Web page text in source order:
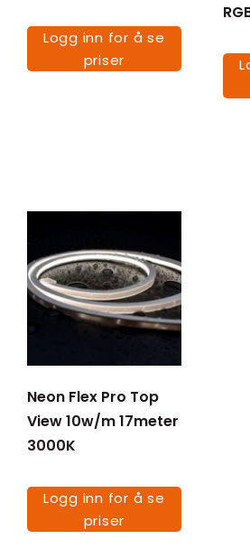
Logg inn for å se
priser
Neon Flex Pro Top
View 10w/m 17meter
3000K
Logg inn for å se
priser